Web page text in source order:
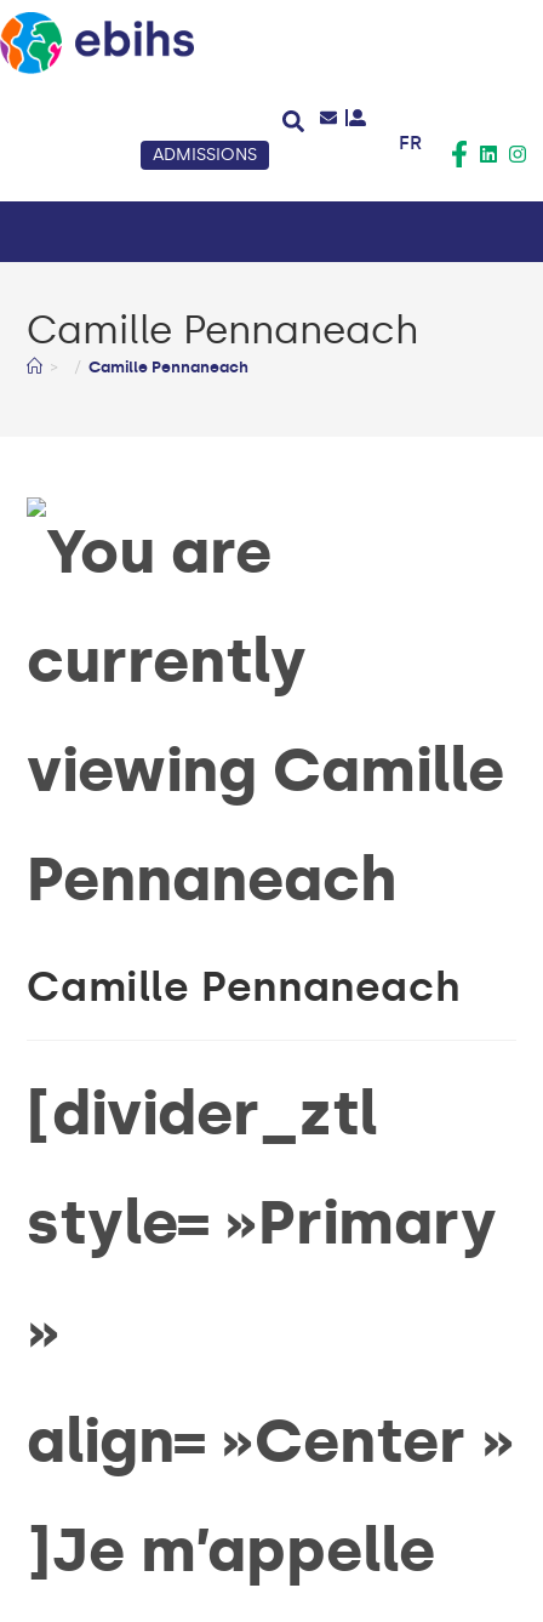
FR
ADMISSIONS
Camille Pennaneach
> Camille Pennaneach
Camille Pennaneach
[divider_ztl
style= »Primary
»
align= »Center »
]Je m’appelle